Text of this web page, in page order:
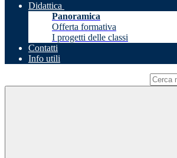
Didattica
Panoramica
Offerta formativa
I progetti delle classi
Contatti
Info utili